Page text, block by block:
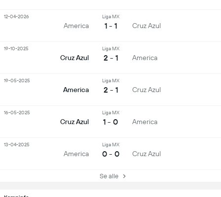
America
Liga MX
1 - 1 Cruz Azul
12-04-2026
Cruz Azul
Liga MX
2 - 1 America
19-10-2025
America
Liga MX
2 - 1 Cruz Azul
19-05-2025
Cruz Azul
Liga MX
1 - 0 America
16-05-2025
America
Liga MX
0 - 0 Cruz Azul
13-04-2025
Se alle